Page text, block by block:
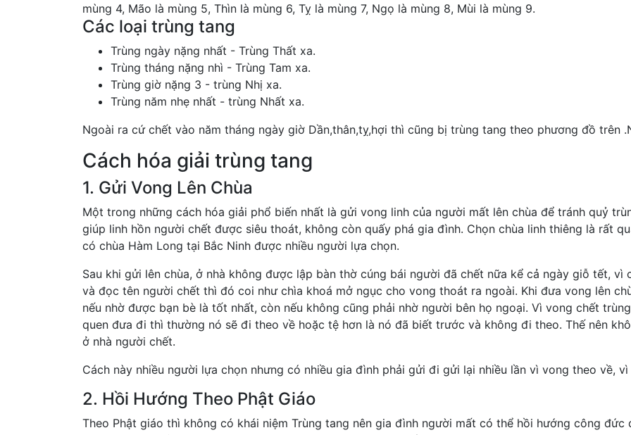
mùng 4, Mão là mùng 5, Thìn là mùng 6, Tỵ là mùng 7, Ngọ là mùng 8, Mùi là mùng 9.
Các loại trùng tang
Trùng ngày nặng nhất - Trùng Thất xa.
Trùng tháng nặng nhì - Trùng Tam xa.
Trùng giờ nặng 3 - trùng Nhị xa.
Trùng năm nhẹ nhất - trùng Nhất xa.
Ngoài ra cứ chết vào năm tháng ngày giờ Dần,thân,tỵ,hợi thì cũng bị trùng tang theo phương đồ trên
Cách hóa giải trùng tang
1. Gửi Vong Lên Chùa
Một trong những cách hóa giải phổ biến nhất là gửi vong linh của người mất lên chùa để tránh quỷ
giúp linh hồn người chết được siêu thoát, không còn quấy phá gia đình. Chọn chùa linh thiêng là rất
có chùa Hàm Long tại Bắc Ninh được nhiều người lựa chọn.
Sau khi gửi lên chùa, ở nhà không được lập bàn thờ cúng bái người đã chết nữa kể cả ngày giỗ tết,
và đọc tên người chết thì đó coi như chìa khoá mở ngục cho vong thoát ra ngoài. Khi đưa vong lên
nếu nhờ được bạn bè là tốt nhất, còn nếu không cũng phải nhờ người bên họ ngoại. Vì vong chết
quen đưa đi thì thường nó sẽ đi theo về hoặc tệ hơn là nó đã biết trước và không đi theo. Thế nên
ở nhà người chết.
Cách này nhiều người lựa chọn nhưng có nhiều gia đình phải gửi đi gửi lại nhiều lần vì vong theo về,
2. Hồi Hướng Theo Phật Giáo
Theo Phật giáo thì không có khái niệm Trùng tang nên gia đình người mất có thể hồi hướng công